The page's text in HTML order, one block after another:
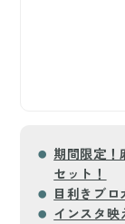
期間限定！
セット！
目利きブロ
インスタ映